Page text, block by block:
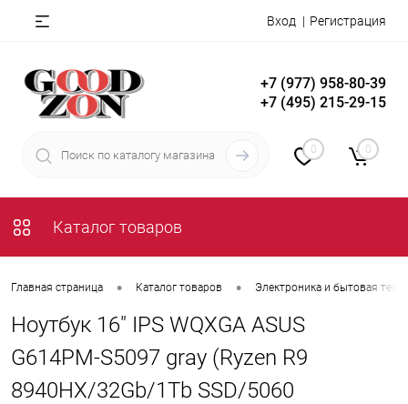
Вход Регистрация
+7 (977) 958-80-39
+7 (495) 215-29-15
0 0
Каталог товаров
Главная страница • Каталог товаров • Электроника и бытовая
Ноутбук 16" IPS WQXGA ASUS
G614PM-S5097 gray (Ryzen R9
8940HX/32Gb/1Tb SSD/5060